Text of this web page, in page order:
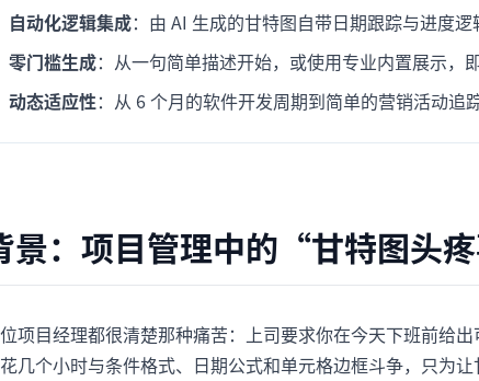
销售
支持销售管道、目标、预测和营收跟踪。
项目
提示词库
用于分析、报表和清洗的实用提示词。
快速入门
自动化逻辑集成：由 AI 生成的甘特图自带日期跟踪与进度
零门槛生成：从一句简单描述开始，或使用专业内置展示，
动态适应性：从 6 个月的软件开发周期到简单的营销活动追踪
景：项目管理中的“甘特图头
项目经理都很清楚那种痛苦：上司要求你在今天下班前给
几个小时与条件格式、日期公式和单元格边框斗争，只为